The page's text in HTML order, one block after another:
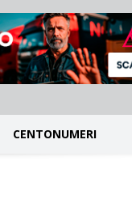
CENTONUMERI